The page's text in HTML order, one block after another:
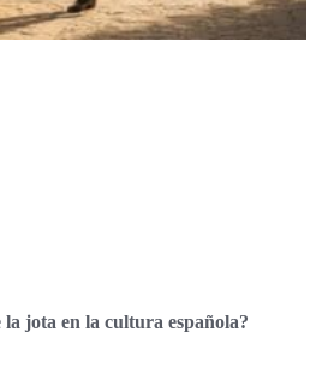
jota en la cultura española?